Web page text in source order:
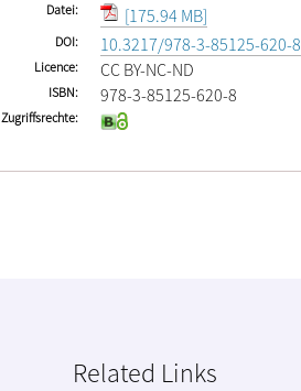
Datei [175.94 MB]
DOI 10.3217/978-3-85125-620-8
Licence CC BY-NC-ND
ISBN 978-3-85125-620-8
Zugriffsrechte
Related Links